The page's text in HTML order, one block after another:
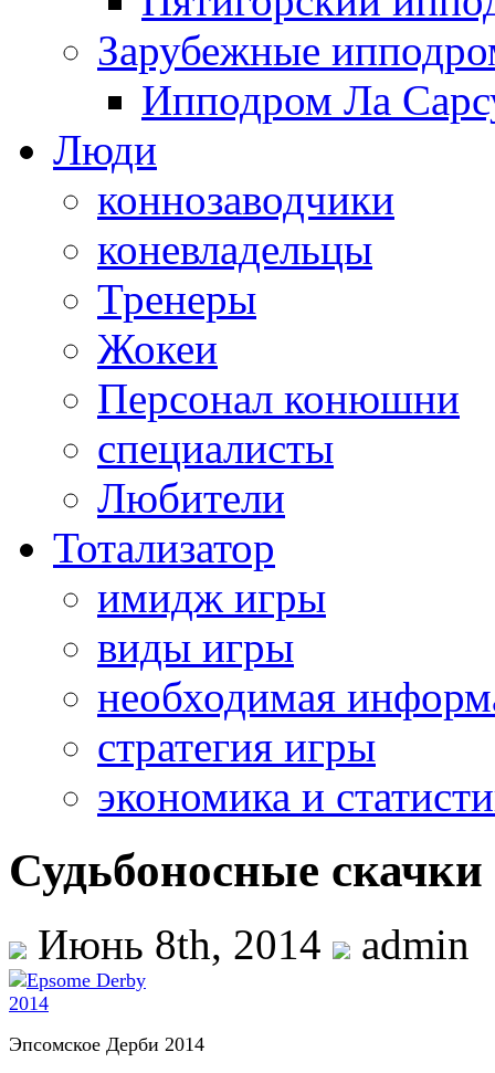
Зарубежные
Ипподром Ла
Люди
коннозаводчики
коневладельцы
Тренеры
Жокеи
Персонал конюшни
специалисты
Любители
Тотализатор
имидж игры
виды игры
необходимая
стратегия игры
экономика и
Судьбоносные скачки
Июнь 8th, 2014 admin
Эпсомское Дерби 2014